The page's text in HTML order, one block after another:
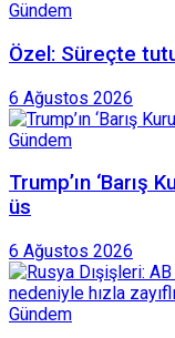
Gündem
Özel: Süreçte
6 Ağustos 2026
Gündem
Trump’ın ‘Barış
üs
6 Ağustos 2026
Gündem